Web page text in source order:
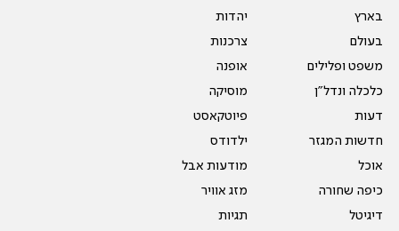
בארץ
בעולם
משפט ופלילים
כלכלה ונדל"ן
דעות
חדשות המגזר
אוכל
כיפה שחורה
דיגיטל
יהדות
צרכנות
אופנה
מוסיקה
פיוטקאסט
ילדודס
מודעות אבל
מזג אוויר
תגיות